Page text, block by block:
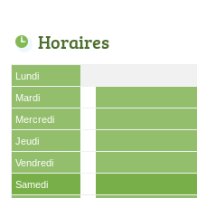
Horaires
Lundi
Mardi
Mercredi
Jeudi
Vendredi
Samedi